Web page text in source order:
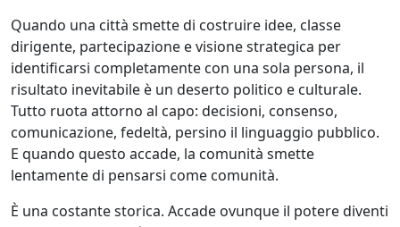
Quando una città smette di costruire idee, classe
dirigente, partecipazione e visione strategica per
identificarsi completamente con una sola persona, il
risultato inevitabile è un deserto politico e culturale.
Tutto ruota attorno al capo: decisioni, consenso,
comunicazione, fedeltà, persino il linguaggio pubblico.
E quando questo accade, la comunità smette
lentamente di pensarsi come comunità.
È una costante storica. Accade ovunque il potere diventi